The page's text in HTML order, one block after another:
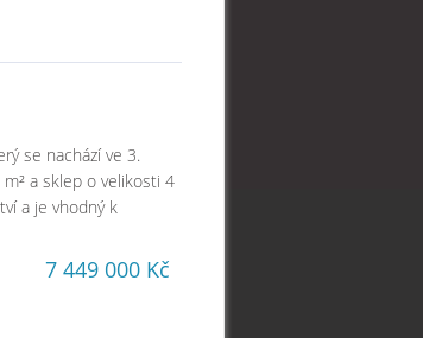
se nachází ve 3.
a sklep o velikosti 4
a je vhodný k
7 449 000 Kč